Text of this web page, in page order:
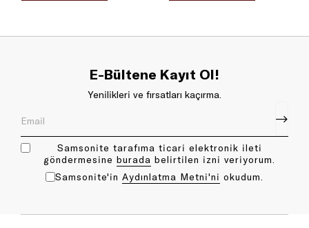
E-Bültene Kayıt Ol!
Yenilikleri ve fırsatları kaçırma.
Samsonite tarafıma ticari elektronik ileti
göndermesine bu rada belirtilen izni veriyorum.
Samsonite'in Aydınlatma Metni'ni okudum.